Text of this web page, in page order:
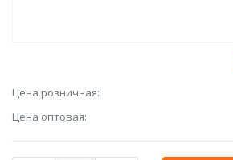
Цена розничная:
Цена оптовая: